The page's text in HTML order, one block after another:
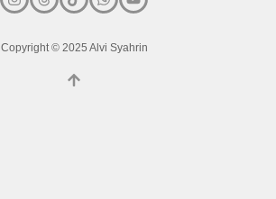
Copyright © 2025 Alvi Syahrin